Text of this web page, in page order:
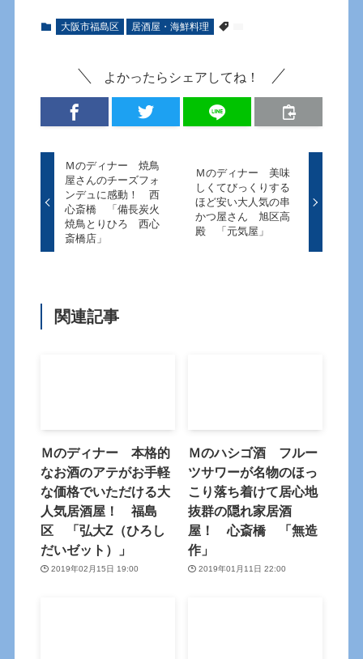
大阪市福島区 居酒屋・海鮮料理
よかったらシェアしてね！
Ｍのディナー 焼鳥
屋さんのチーズフォ
ンデュに感動！ 西
心斎橋 「備長炭火
焼鳥とりひろ 西心
斎橋店」
Ｍのディナー 美味
しくてびっくりする
ほど安い大人気の串
かつ屋さん 旭区高
殿 「元気屋」
関連記事
Ｍのディナー 本格的
なお酒のアテがお手軽
な価格でいただける大
人気居酒屋！ 福島
区 「弘大Z（ひろし
だいゼット）」
2019年02月15日 19:00
Ｍのハシゴ酒 フルー
ツサワーが名物のほっ
こり落ち着けて居心地
抜群の隠れ家居酒
屋！ 心斎橋 「無造
作」
2019年01月11日 22:00